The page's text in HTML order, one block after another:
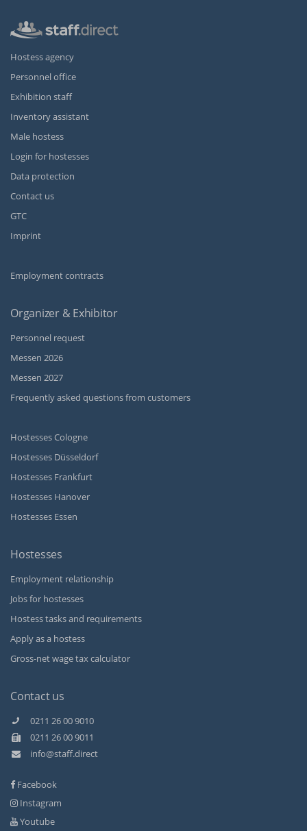
Hostess agency
Personnel office
Exhibition staff
Inventory assistant
Male hostess
Login for hostesses
Data protection
Contact us
GTC
Imprint
Employment contracts
Organizer & Exhibitor
Personnel request
Messen 2026
Messen 2027
Frequently asked questions from customers
Hostesses Cologne
Hostesses Düsseldorf
Hostesses Frankfurt
Hostesses Hanover
Hostesses Essen
Hostesses
Employment relationship
Jobs for hostesses
Hostess tasks and requirements
Apply as a hostess
Gross-net wage tax calculator
Contact us
0211 26 00 9010
0211 26 00 9011
info@staff.direct
Facebook
Instagram
Youtube